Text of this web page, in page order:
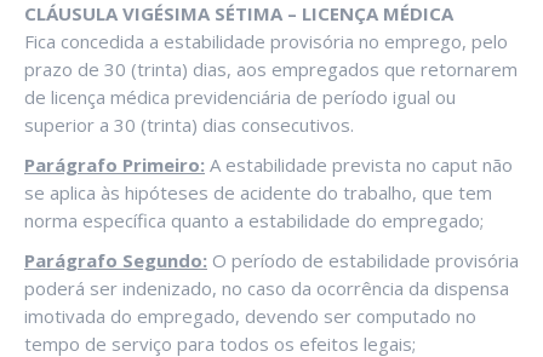
CLÁUSULA VIGÉSIMA SÉTIMA – LICENÇA MÉDICA
Fica concedida a estabilidade provisória no emprego, pelo
prazo de 30 (trinta) dias, aos empregados que retornarem
de licença médica previdenciária de período igual ou
superior a 30 (trinta) dias consecutivos.
Parágrafo Primeiro: A estabilidade prevista no caput não
se aplica às hipóteses de acidente do trabalho, que tem
norma específica quanto a estabilidade do empregado;
Parágrafo Segundo: O período de estabilidade provisória
poderá ser indenizado, no caso da ocorrência da dispensa
imotivada do empregado, devendo ser computado no
tempo de serviço para todos os efeitos legais;